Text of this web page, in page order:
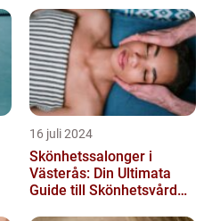
16 juli 2024
Skönhetssalonger i
Västerås: Din Ultimata
Guide till Skönhetsvård